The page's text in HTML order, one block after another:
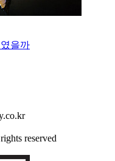
을까
reserved